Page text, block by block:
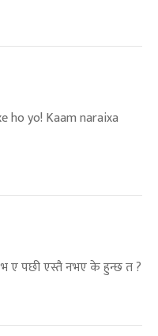
ho yo! Kaam naraixa
ए पछी एस्तै नभए के हुन्छ त ?